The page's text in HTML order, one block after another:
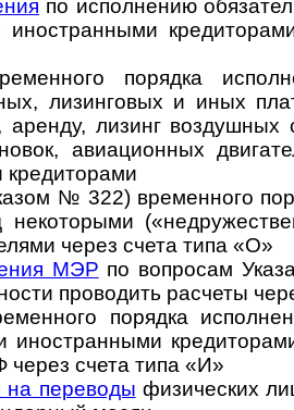
по исполнению
ино­стран­ными
порядка
лизинговых и иных
аренду, лизинг воз­душ­ных
ави­а­ци­он­ных
№ 322) временного
не­ко­то­ры­ми
через счета типа «О»
МЭР по во­п­ро­сам
про­во­дить рас­че­ты
порядка
ино­стран­ны­ми
че­рез счета типа «И»
на переводы фи­зи­ческих